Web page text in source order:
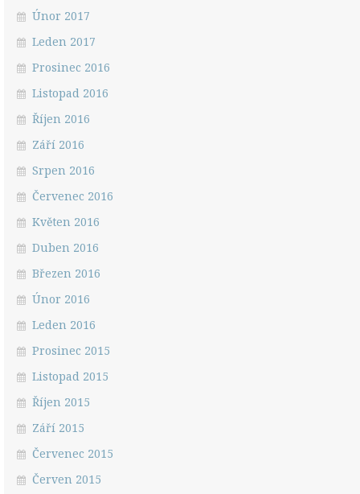
Únor 2017
Leden 2017
Prosinec 2016
Listopad 2016
Říjen 2016
Září 2016
Srpen 2016
Červenec 2016
Květen 2016
Duben 2016
Březen 2016
Únor 2016
Leden 2016
Prosinec 2015
Listopad 2015
Říjen 2015
Září 2015
Červenec 2015
Červen 2015